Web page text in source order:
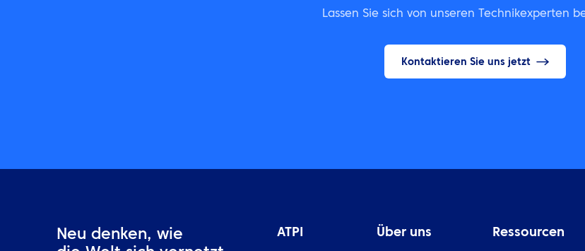
Lassen Sie sich von unseren Technikexperten
Kontaktieren Sie uns jetzt
Neu denken, wie
ATPI Über uns Ressourcen